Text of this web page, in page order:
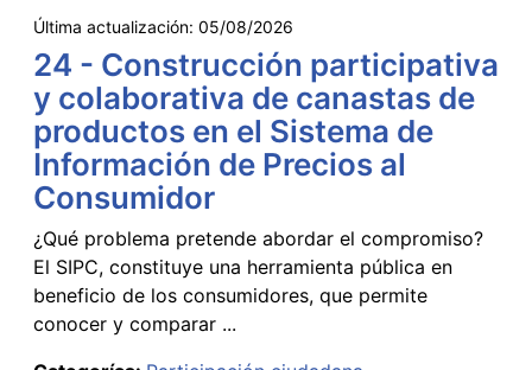
Última actualización: 05/08/2026
24 - Construcción participativa
y colaborativa de canastas de
productos en el Sistema de
Información de Precios al
Consumidor
¿Qué problema pretende abordar el compromiso?
El SIPC, constituye una herramienta pública en
beneficio de los consumidores, que permite
conocer y comparar ...